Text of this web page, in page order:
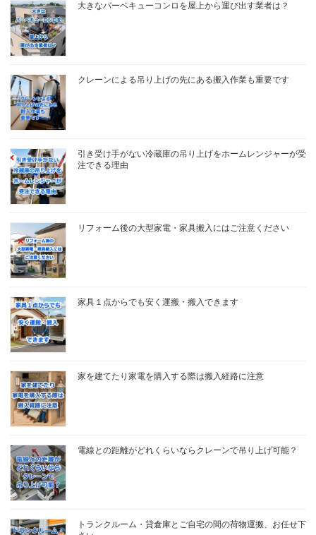
大きなバーベキューコンロを屋上から運び出す業者は？
クレーンによる吊り上げの先にある搬入作業も重要です
引き受け手がない冷蔵庫の吊り上げをホームレンジャーが受
注できる理由
リフォーム後の大型家電・家具搬入にはご注意ください
家具１点からでも安く運搬・搬入できます
家を建てたり家電を購入する際は搬入経路に注意
電線との距離がどれくらいならクレーンで吊り上げ可能？
トランクルーム・貸倉庫とご自宅の間の荷物運搬、お任せ下